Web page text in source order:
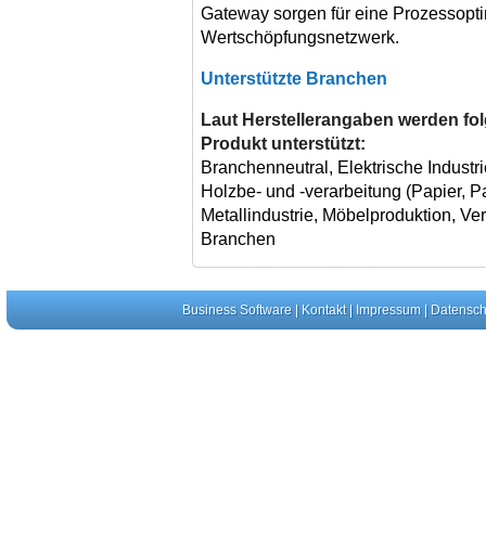
Gateway sorgen für eine
Wertschöpfungsnetzwerk.
Unterstützte Branchen
Laut Herstellerangaben werden
Produkt unterstützt:
Branchenneutral, Elektrische
Holzbe- und -verarbeitung (Papier,
Metallindustrie, Möbelproduktion,
Branchen
Business Software| Kontakt| Impressum|